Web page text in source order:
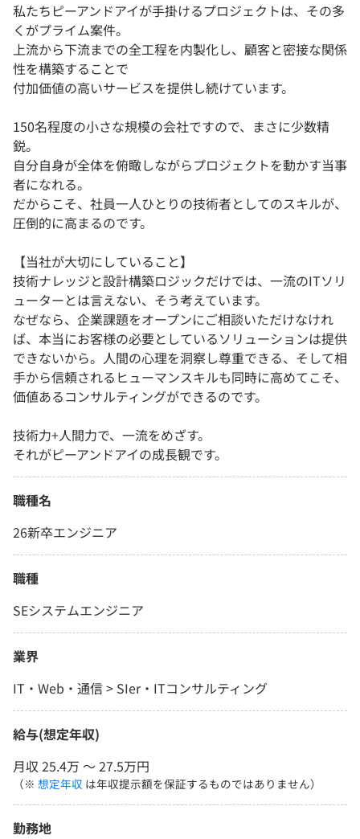
私たちピーアンドアイが手掛けるプロジェクトは、その多
くがプライム案件。
上流から下流までの全工程を内製化し、顧客と密接な関係
性を構築することで
付加価値の高いサービスを提供し続けています。
150名程度の小さな規模の会社ですので、まさに少数精
鋭。
自分自身が全体を俯瞰しながらプロジェクトを動かす当事
者になれる。
だからこそ、社員一人ひとりの技術者としてのスキルが、
圧倒的に高まるのです。
【当社が大切にしていること】
技術ナレッジと設計構築ロジックだけでは、一流のITソリ
ューターとは言えない、そう考えています。
なぜなら、企業課題をオープンにご相談いただけなけれ
ば、本当にお客様の必要としているソリューションは提供
できないから。人間の心理を洞察し尊重できる、そして相
手から信頼されるヒューマンスキルも同時に高めてこそ、
価値あるコンサルティングができるのです。
技術力+人間力で、一流をめざす。
それがピーアンドアイの成長観です。
職種名
26新卒エンジニア
職種
SEシステムエンジニア
業界
IT・Web・通信 > SIer・ITコンサルティング
給与(想定年収)
月収 25.4万 〜 27.5万円
（※ 想定年収 は年収提示額を保証するものではありません）
勤務地